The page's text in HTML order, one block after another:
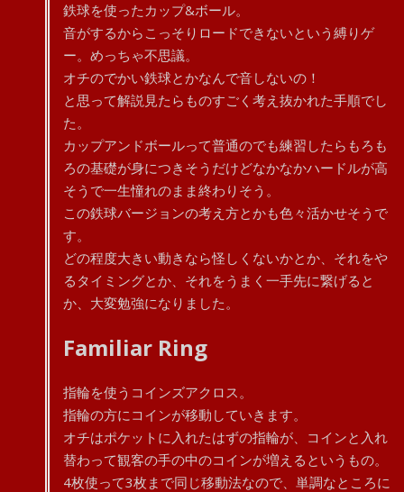
鉄球を使ったカップ&ボール。
音がするからこっそりロードできないという縛りゲ
ー。めっちゃ不思議。
オチのでかい鉄球とかなんで音しないの！
と思って解説見たらものすごく考え抜かれた手順でし
た。
カップアンドボールって普通のでも練習したらもろも
ろの基礎が身につきそうだけどなかなかハードルが高
そうで一生憧れのまま終わりそう。
この鉄球バージョンの考え方とかも色々活かせそうで
す。
どの程度大きい動きなら怪しくないかとか、それをや
るタイミングとか、それをうまく一手先に繋げると
か、大変勉強になりました。
Familiar Ring
指輪を使うコインズアクロス。
指輪の方にコインが移動していきます。
オチはポケットに入れたはずの指輪が、コインと入れ
替わって観客の手の中のコインが増えるというもの。
4枚使って3枚まで同じ移動法なので、単調なところに